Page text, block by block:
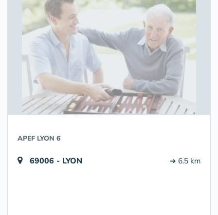
APEF LYON 6
69006 - LYON ➔ 6.5 km